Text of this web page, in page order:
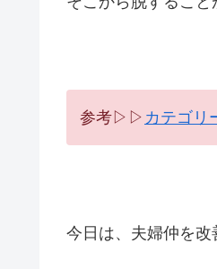
参考▷▷ カテゴリ
今日は、夫婦仲を